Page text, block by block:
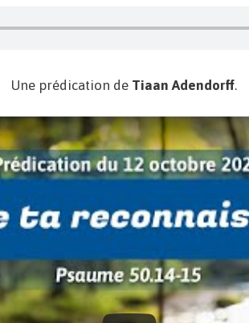
Une prédication de Tiaan Adendorff.